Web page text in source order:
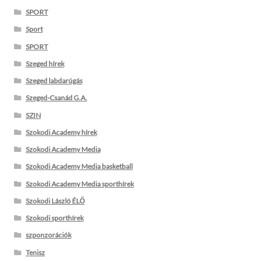
SPORT
Sport
SPORT
Szeged hírek
Szeged labdarúgás
Szeged-Csanád G.A.
SZIN
Szokodi Academy hírek
Szokodi Academy Media
Szokodi Academy Media basketball
Szokodi Academy Media sporthírek
Szokodi László ÉLŐ
Szokodi sporthírek
szponzorációk
Tenisz